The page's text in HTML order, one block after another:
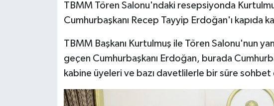
TBMM Tören Salonu'ndaki resepsiyonda
Cumhurbaşkanı Recep Tayyip Erdoğan'ı kapıda
TBMM Başkanı Kurtulmuş ile Tören Salonu'nun
geçen Cumhurbaşkanı Erdoğan, burada
kabine üyeleri ve bazı davetlilerle bir süre
Resmî ilanlar